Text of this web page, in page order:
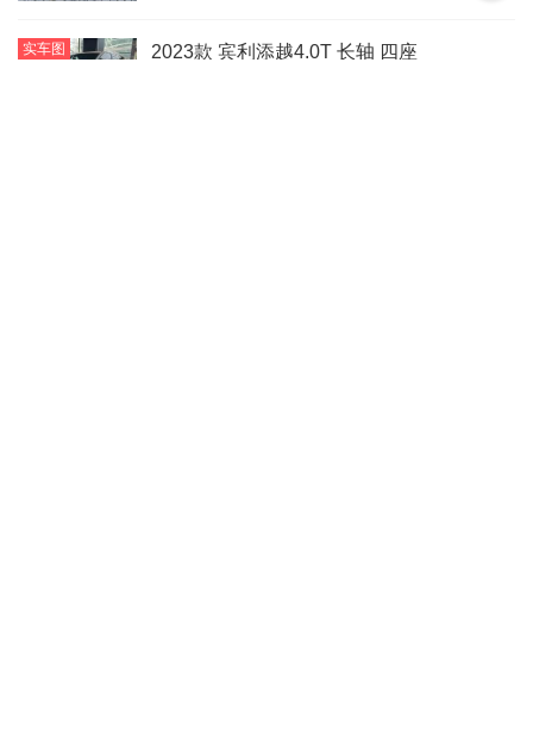
实车图 2023款 宾利添越4.0T 长轴 四座